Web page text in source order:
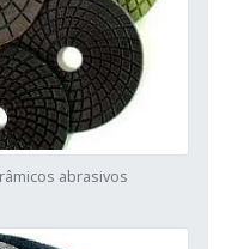
abrasivos